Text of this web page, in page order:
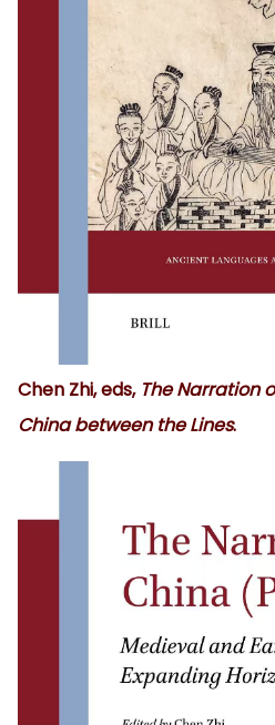
Chen Zhi, eds,The Narration
China between the Lines.